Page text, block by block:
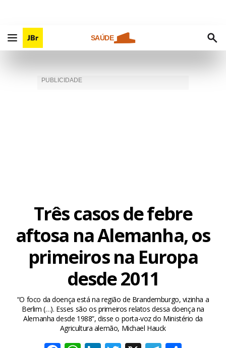
SAÚDE
Três casos de febre
aftosa na Alemanha, os
primeiros na Europa
desde 2011
“O foco da doença está na região de Brandemburgo, vizinha a
Berlim (…). Esses são os primeiros relatos dessa doença na
Alemanha desde 1988”, disse o porta-voz do Ministério da
Agricultura alemão, Michael Hauck